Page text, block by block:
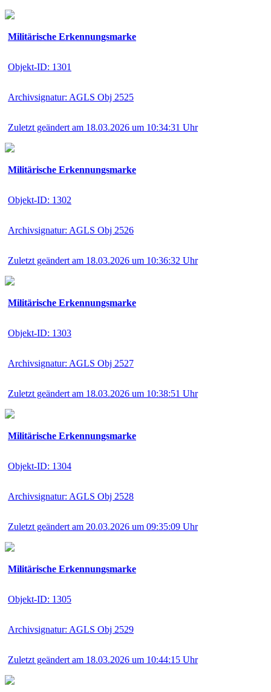
Militärische Erkennungsmarke
Objekt-ID: 1301
Archivsignatur: AGLS Obj 2525
Zuletzt geändert am 18.03.2026 um 10:34:31 Uhr
Militärische Erkennungsmarke
Objekt-ID: 1302
Archivsignatur: AGLS Obj 2526
Zuletzt geändert am 18.03.2026 um 10:36:32 Uhr
Militärische Erkennungsmarke
Objekt-ID: 1303
Archivsignatur: AGLS Obj 2527
Zuletzt geändert am 18.03.2026 um 10:38:51 Uhr
Militärische Erkennungsmarke
Objekt-ID: 1304
Archivsignatur: AGLS Obj 2528
Zuletzt geändert am 20.03.2026 um 09:35:09 Uhr
Militärische Erkennungsmarke
Objekt-ID: 1305
Archivsignatur: AGLS Obj 2529
Zuletzt geändert am 18.03.2026 um 10:44:15 Uhr